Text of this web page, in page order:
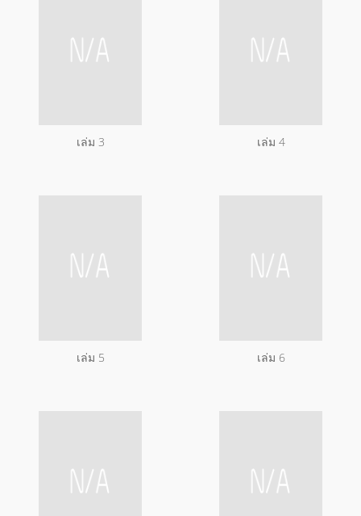
เล่ม 3 เล่ม 4
เล่ม 5 เล่ม 6